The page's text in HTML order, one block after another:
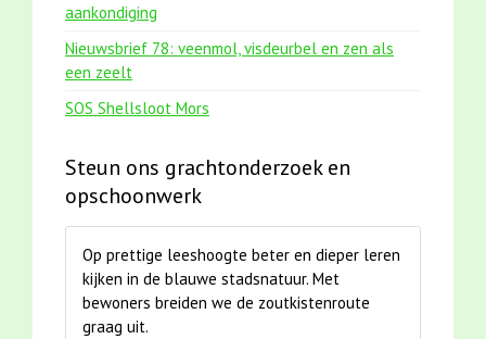
aankondiging
Nieuwsbrief 78: veenmol, visdeurbel en zen als
een zeelt
SOS Shellsloot Mors
Steun ons grachtonderzoek en
opschoonwerk
Op prettige leeshoogte beter en dieper leren
kijken in de blauwe stadsnatuur. Met
bewoners breiden we de zoutkistenroute
graag uit.